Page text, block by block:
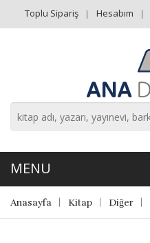
Toplu Sipariş Hesabım
Anasayfa Kitap Diğer